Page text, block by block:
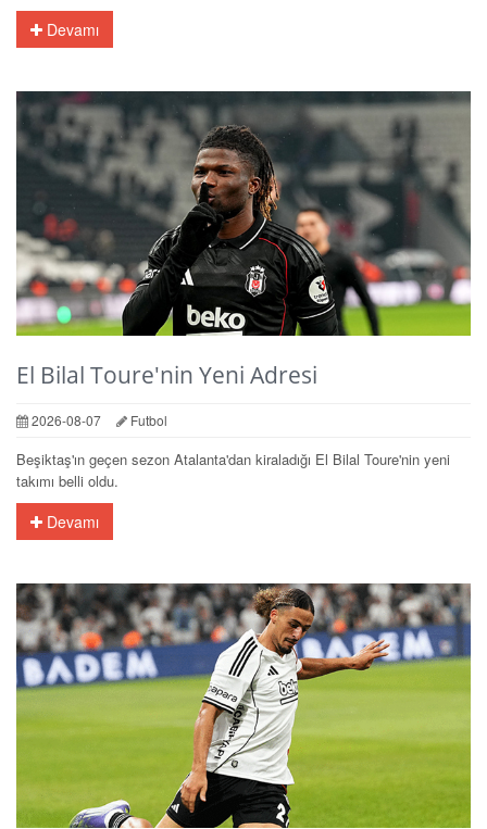
Devamı
El Bilal Toure'nin Yeni Adresi
2026-08-07 Futbol
Beşiktaş'ın geçen sezon Atalanta'dan kiraladığı El Bilal Toure'nin yeni
takımı belli oldu.
Devamı